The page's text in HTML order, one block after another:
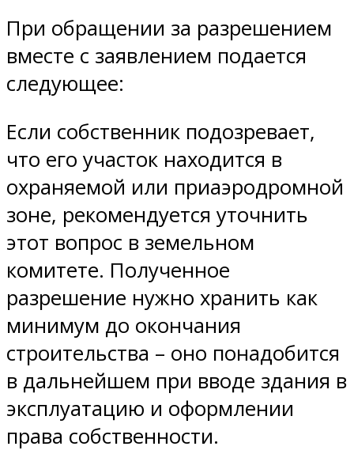
При обращении за разрешением
вместе с заявлением подается
следующее:
Если собственник подозревает,
что его участок находится в
охраняемой или приаэродромной
зоне, рекомендуется уточнить
этот вопрос в земельном
комитете. Полученное
разрешение нужно хранить как
минимум до окончания
строительства – оно понадобится
в дальнейшем при вводе здания в
эксплуатацию и оформлении
права собственности.